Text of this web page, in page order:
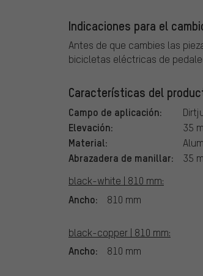
Indicaciones para el
Antes de que cambies las
bicicletas eléctricas de
Características del
Campo de aplicación:
Elevación: 35
Material:
Abrazadera de manillar:
35
black-white | 810 mm:
Ancho: 810 mm
black-copper | 810 mm:
Ancho: 810 mm